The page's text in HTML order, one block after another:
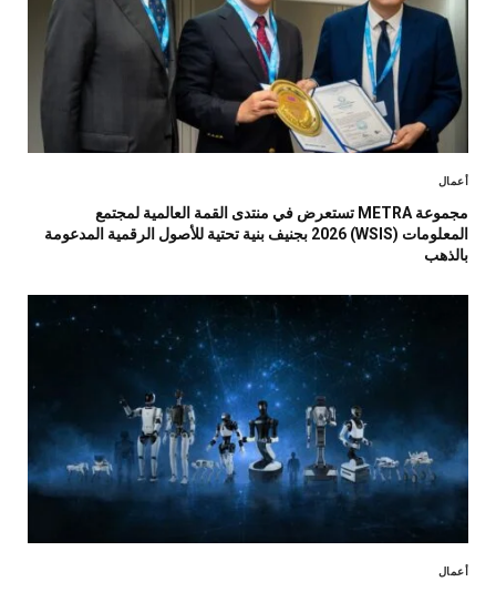
أعمال
مجموعة METRA تستعرض في منتدى القمة العالمية لمجتمع
المعلومات (WSIS) 2026 بجنيف بنية تحتية للأصول الرقمية المدعومة
بالذهب
أعمال